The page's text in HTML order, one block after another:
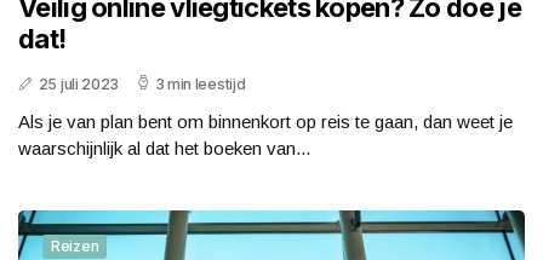
Veilig online vliegtickets kopen? Zo doe je
dat!
25 juli 2023 3 min leestijd
Als je van plan bent om binnenkort op reis te gaan, dan weet je
waarschijnlijk al dat het boeken van...
Reizen